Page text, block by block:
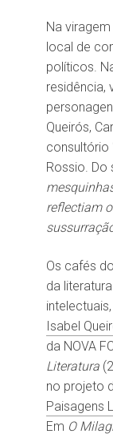
Na
local de
políticos.
residência,
Queirós,
consultório
Rossio. Do
reflectiam
Os cafés
da
Isabel
da NOVA
Literatura
no projeto
Paisagens
Em O